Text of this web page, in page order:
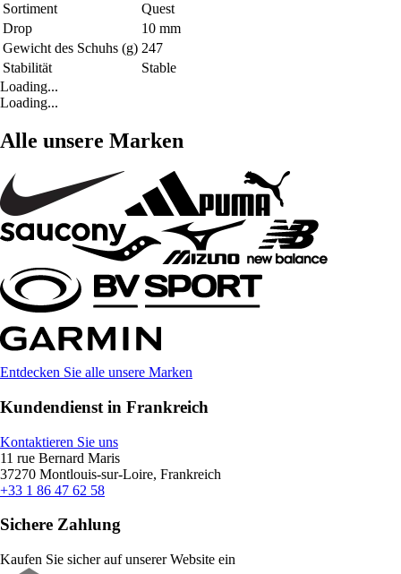
Sortiment
Quest
Drop
10 mm
Gewicht des Schuhs (g) 247
Stabilität
Stable
Loading...
Loading...
Alle unsere Marken
Entdecken Sie alle unsere Marken
Kundendienst in Frankreich
Kontaktieren Sie uns
11 rue Bernard Maris
37270 Montlouis-sur-Loire, Frankreich
+33 1 86 47 62 58
Sichere Zahlung
Kaufen Sie sicher auf unserer Website ein